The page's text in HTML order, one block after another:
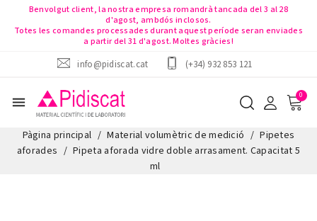
Benvolgut client, la nostra empresa romandrà tancada del 3 al 28
d'agost, ambdós inclosos.
Totes les comandes processades durant aquest període seran enviades
a partir del 31 d'agost. Moltes gràcies!
info@pidiscat.cat
(+34) 932 853 121
menu
Pàgina principal Material volumètric de medició
Pipetes
aforades
Pipeta aforada vidre doble arrasament. Capacitat 5
ml